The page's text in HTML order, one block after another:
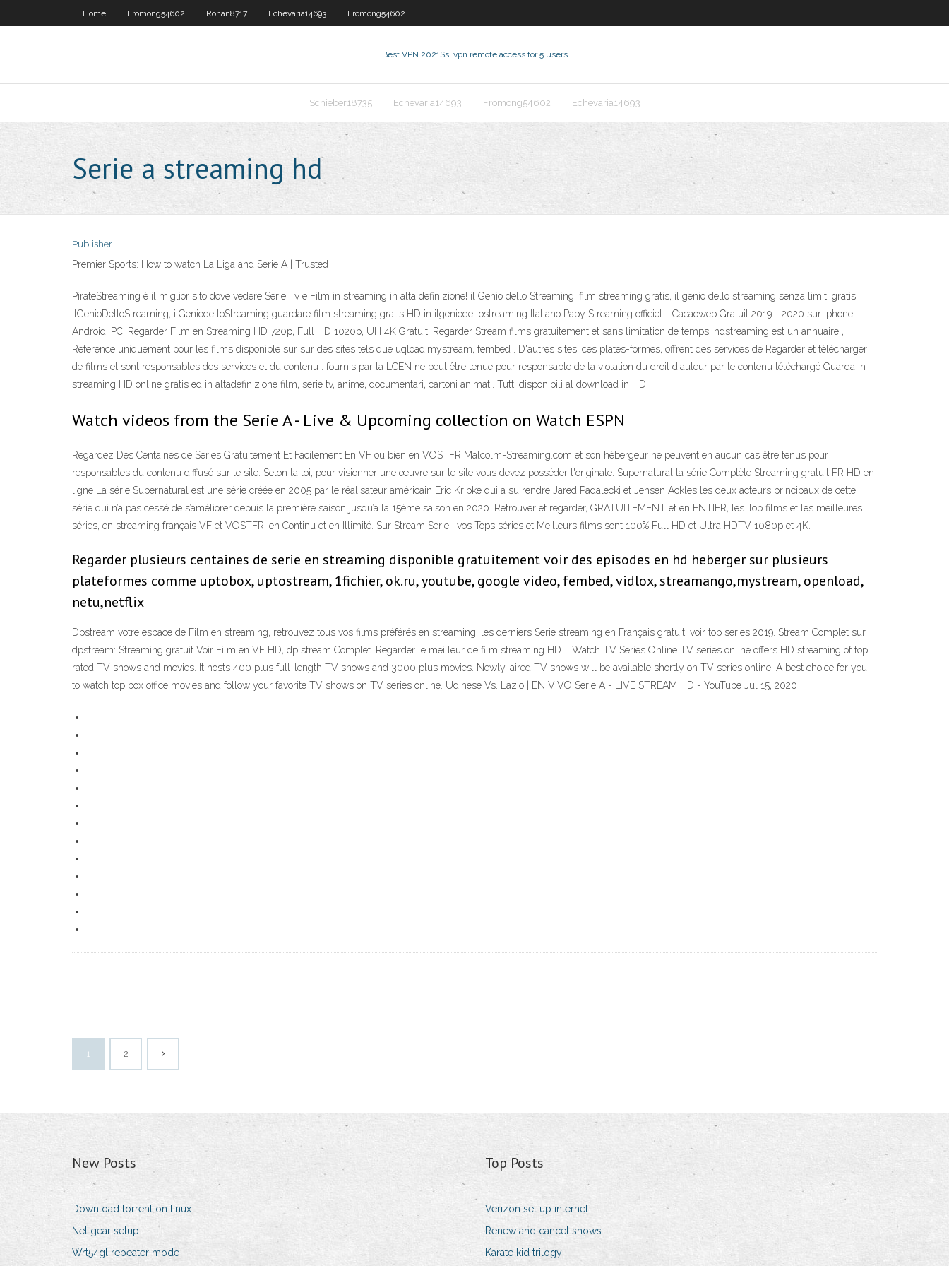
Home Fromong54602 Rohan8717 Echevaria14693 Fromong54602
Best VPN 2021Ssl vpn remote access for 5 users
Schieber18735 Echevaria14693 Fromong54602 Echevaria14693
Serie a streaming hd
Publisher
Premier Sports: How to watch La Liga and Serie A | Trusted
PirateStreaming è il miglior sito dove vedere Serie Tv e Film in streaming in alta definizione! il Genio dello Streaming, film streaming gratis, il genio dello streaming senza limiti gratis,
IlGenioDelloStreaming, ilGeniodelloStreaming guardare film streaming gratis HD in ilgeniodellostreaming Italiano Papy Streaming officiel - Cacaoweb Gratuit 2019 - 2020 sur Iphone,
Android, PC. Regarder Film en Streaming HD 720p, Full HD 1020p, UH 4K Gratuit. Regarder Stream films gratuitement et sans limitation de temps. hdstreaming est un annuaire ,
Reference uniquement pour les films disponible sur sur des sites tels que uqload,mystream, fembed . D'autres sites, ces plates-formes, offrent des services de Regarder et télécharger
de films et sont responsables des services et du contenu . fournis par la LCEN ne peut être tenue pour responsable de la violation du droit d'auteur par le contenu téléchargé Guarda in
streaming HD online gratis ed in altadefinizione film, serie tv, anime, documentari, cartoni animati. Tutti disponibili al download in HD!
Watch videos from the Serie A - Live & Upcoming collection on Watch ESPN
Regardez Des Centaines de Séries Gratuitement Et Facilement En VF ou bien en VOSTFR Malcolm-Streaming.com et son hébergeur ne peuvent en aucun cas être tenus pour
responsables du contenu diffusé sur le site. Selon la loi, pour visionner une œuvre sur le site vous devez posséder l'originale. Supernatural la série Complète Streaming gratuit FR HD en
ligne La série Supernatural est une série créée en 2005 par le réalisateur américain Eric Kripke qui a su rendre Jared Padalecki et Jensen Ackles les deux acteurs principaux de cette
série qui n’a pas cessé de s’améliorer depuis la première saison jusqu’à la 15ème saison en 2020. Retrouver et regarder, GRATUITEMENT et en ENTIER, les Top films et les meilleures
séries, en streaming français VF et VOSTFR, en Continu et en Illimité. Sur Stream Serie , vos Tops séries et Meilleurs films sont 100% Full HD et Ultra HDTV 1080p et 4K.
Regarder plusieurs centaines de serie en streaming disponible gratuitement voir des episodes en hd heberger sur plusieurs
plateformes comme uptobox, uptostream, 1fichier, ok.ru, youtube, google video, fembed, vidlox, streamango,mystream, openload,
netu,netflix
Dpstream votre espace de Film en streaming, retrouvez tous vos films préférés en streaming, les derniers Serie streaming en Français gratuit, voir top series 2019. Stream Complet sur
dpstream: Streaming gratuit Voir Film en VF HD, dp stream Complet. Regarder le meilleur de film streaming HD … Watch TV Series Online TV series online offers HD streaming of top
rated TV shows and movies. It hosts 400 plus full-length TV shows and 3000 plus movies. Newly-aired TV shows will be available shortly on TV series online. A best choice for you
to watch top box office movies and follow your favorite TV shows on TV series online. Udinese Vs. Lazio | EN VIVO Serie A - LIVE STREAM HD - YouTube Jul 15, 2020
1 2
New Posts
Download torrent on linux
Net gear setup
Wrt54gl repeater mode
Top Posts
Verizon set up internet
Renew and cancel shows
Karate kid trilogy